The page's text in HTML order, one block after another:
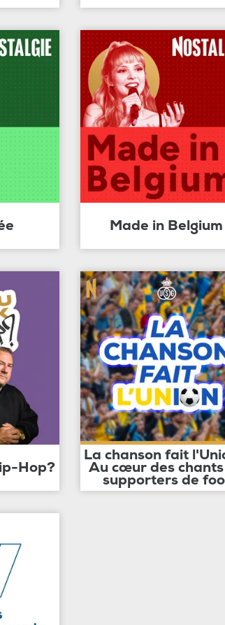
Made in Belgium
Hop?
La chanson fait
Au cœur des
supporters de